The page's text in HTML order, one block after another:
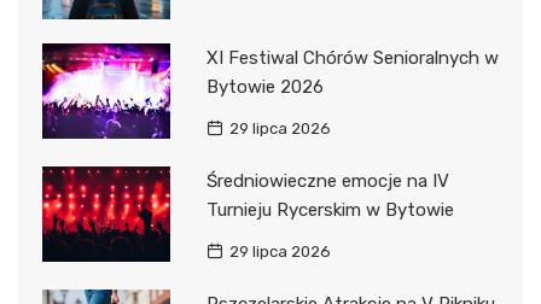
XI Festiwal Chórów Senioralnych w
Bytowie 2026
29 lipca 2026
Średniowieczne emocje na IV
Turnieju Rycerskim w Bytowie
29 lipca 2026